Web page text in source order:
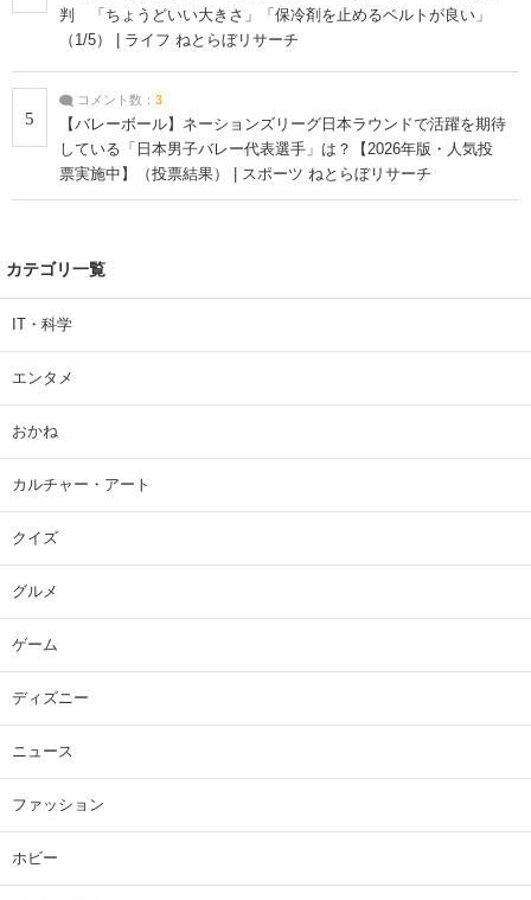
判 「ちょうどいい大きさ」「保冷剤を止めるベルトが良い」
（1/5） | ライフ ねとらぼリサーチ
5
コメント数： 3
【バレーボール】ネーションズリーグ日本ラウンドで活躍を期待
している「日本男子バレー代表選手」は？【2026年版・人気投
票実施中】（投票結果） | スポーツ ねとらぼリサーチ
カテゴリ一覧
IT・科学
エンタメ
おかね
カルチャー・アート
クイズ
グルメ
ゲーム
ディズニー
ニュース
ファッション
ホビー